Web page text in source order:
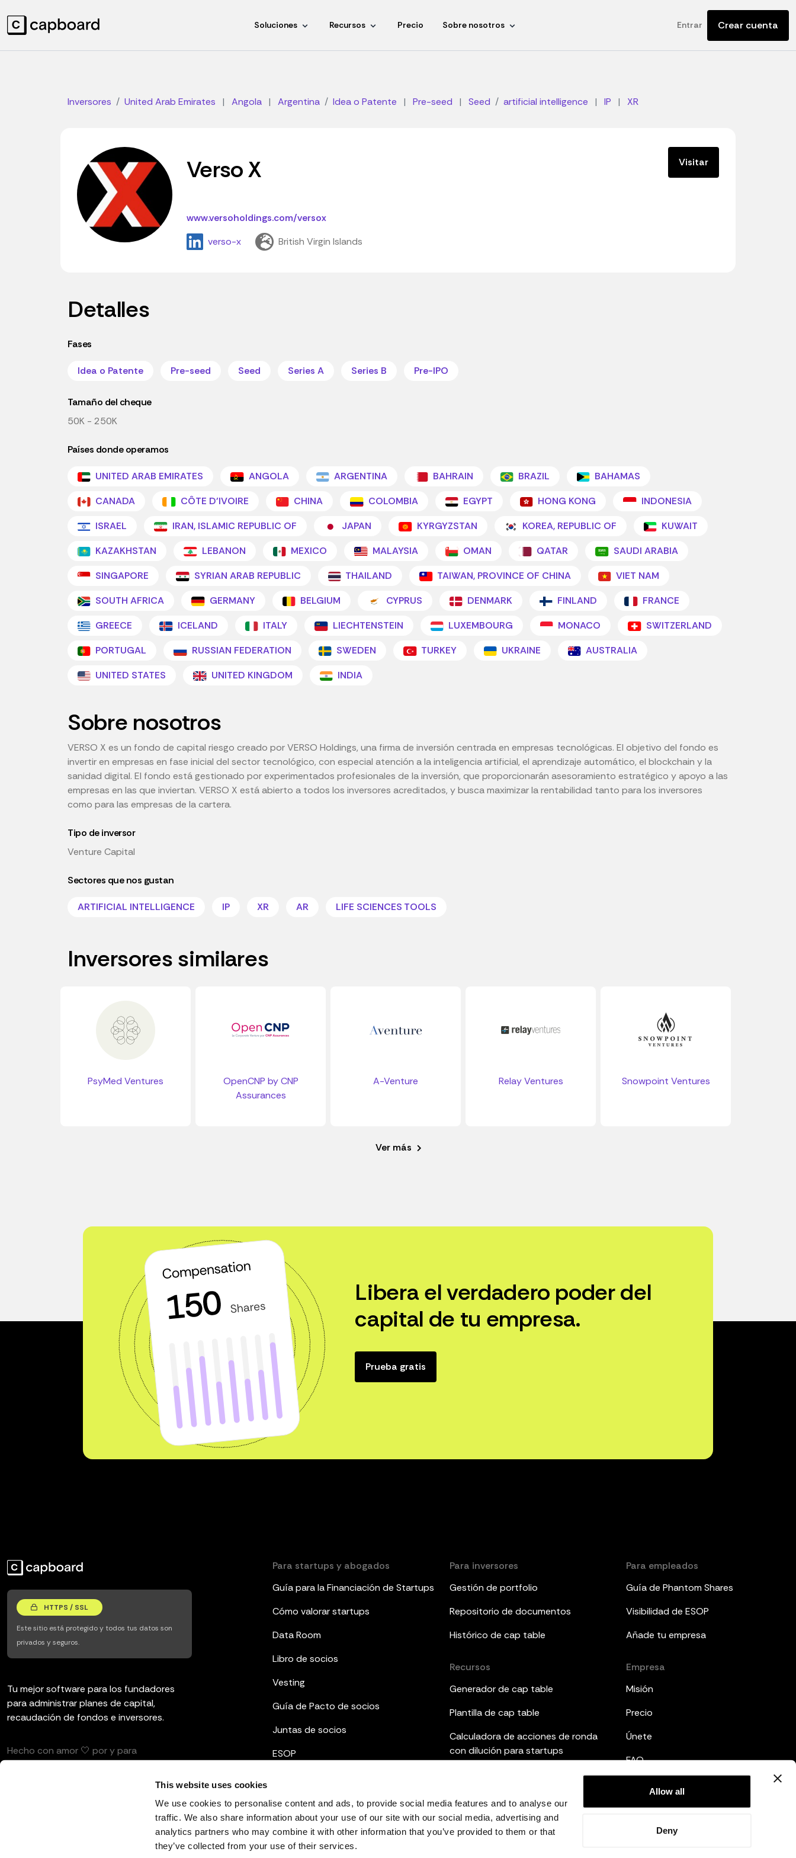
This website uses cookies
We use cookies to personalise content and ads, to provide social media features and to analyse our
traffic. We also share information about your use of our site with our social media, advertising and
analytics partners who may combine it with other information that you’ve provided to them or that
they’ve collected from your use of their services.
Allow all
Deny
Soluciones Recursos Precio Sobre nosotros Entrar Crear cuenta
Inversores United Arab Emirates | Angola | Argentina Idea o Patente | Pre-seed | Seed artificial intelligence | IP | XR
Verso X Visitar
www.versoholdings.com/versox
verso-x
British Virgin Islands
Detalles
Fases
Idea o Patente Pre-seed Seed Series A Series B Pre-IPO
Tamaño del cheque
50K - 250K
Países donde operamos
UNITED ARAB EMIRATES ANGOLA ARGENTINA BAHRAIN BRAZIL
BAHAMAS
CANADA
CÔTE D'IVOIRE CHINA COLOMBIA EGYPT HONG KONG
INDONESIA
ISRAEL
IRAN, ISLAMIC REPUBLIC OF JAPAN KYRGYZSTAN KOREA, REPUBLIC OF
KUWAIT
KAZAKHSTAN
LEBANON MEXICO MALAYSIA OMAN QATAR
SAUDI ARABIA
SINGAPORE
SYRIAN ARAB REPUBLIC THAILAND TAIWAN, PROVINCE OF CHINA
VIET NAM
SOUTH AFRICA
GERMANY BELGIUM CYPRUS DENMARK FINLAND
FRANCE
GREECE
ICELAND ITALY LIECHTENSTEIN LUXEMBOURG MONACO
SWITZERLAND
PORTUGAL
RUSSIAN FEDERATION SWEDEN TURKEY UKRAINE
AUSTRALIA
UNITED STATES
UNITED KINGDOM INDIA
Sobre nosotros
VERSO X es un fondo de capital riesgo creado por VERSO Holdings, una firma de inversión centrada en empresas tecnológicas. El objetivo del fondo es
invertir en empresas en fase inicial del sector tecnológico, con especial atención a la inteligencia artificial, el aprendizaje automático, el blockchain y la
sanidad digital. El fondo está gestionado por experimentados profesionales de la inversión, que proporcionarán asesoramiento estratégico y apoyo a las
empresas en las que inviertan. VERSO X está abierto a todos los inversores acreditados, y busca maximizar la rentabilidad tanto para los inversores
como para las empresas de la cartera.
Tipo de inversor
Venture Capital
Sectores que nos gustan
ARTIFICIAL INTELLIGENCE IP XR AR LIFE SCIENCES TOOLS
Inversores similares
PsyMed Ventures
OpenCNP by CNP
Assurances
A-Venture Relay Ventures Snowpoint Ventures
Ver más
Libera el verdadero poder del
capital de tu empresa.
Prueba gratis
HTTPS / SSL
Este sitio está protegido y todos tus datos son
privados y seguros.
Tu mejor software para los fundadores
para administrar planes de capital,
recaudación de fondos e inversores.
Hecho con amor 🤍 por y para
Para startups y abogados
Guía para la Financiación de Startups
Cómo valorar startups
Data Room
Libro de socios
Vesting
Guía de Pacto de socios
Juntas de socios
ESOP
Para inversores
Gestión de portfolio
Repositorio de documentos
Histórico de cap table
Recursos
Generador de cap table
Plantilla de cap table
Calculadora de acciones de ronda
con dilución para startups
Plantillas de informes a inversores
Qué es el fully diluted
Para empleados
Guía de Phantom Shares
Visibilidad de ESOP
Añade tu empresa
Empresa
Misión
Precio
Únete
FAQ
Legal
Términos y condiciones